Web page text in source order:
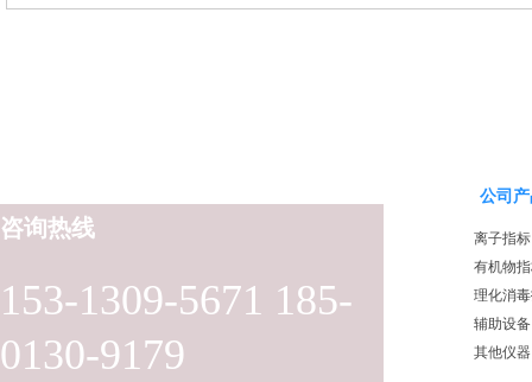
153-1309-5671 185-
0130-9179
咨询热线
公司
离子指标
有机物
理化消
辅助设备
其他仪器